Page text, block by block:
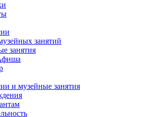
занятий
занятия
и музейные занятия